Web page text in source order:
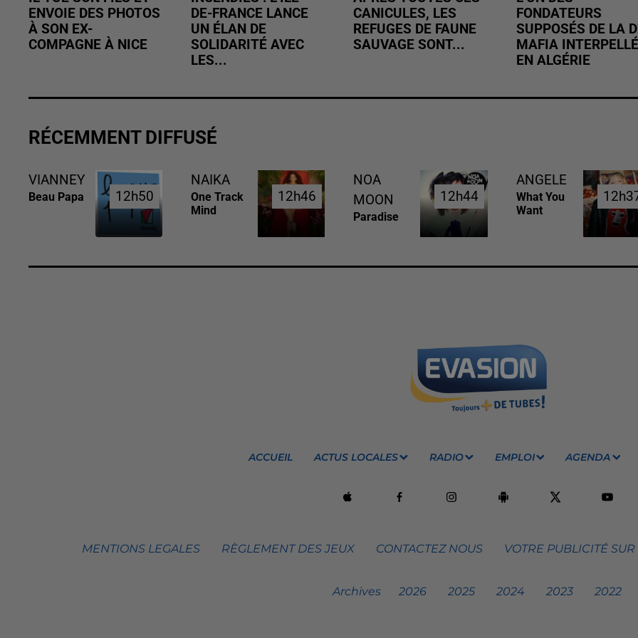
ENVOIE DES PHOTOS
À SON EX-
COMPAGNE À NICE
DE-FRANCE LANCE
UN ÉLAN DE
SOLIDARITÉ AVEC
LES...
CANICULES, LES
REFUGES DE FAUNE
SAUVAGE SONT...
FONDATEURS
SUPPOSÉS DE LA
MAFIA INTERPELLÉ
EN ALGÉRIE
RÉCEMMENT DIFFUSÉ
VIANNEY
Beau Papa 12h50
12h50
NAIKA
One Track
Mind
12h46
12h46
NOA
MOON
Paradise
12h44
12h44
ANGELE
What You
Want
ACCUEIL ACTUS LOCALES RADIO EMPLOI AGENDA
MENTIONS LEGALES RÈGLEMENT DES JEUX CONTACTEZ NOUS VOTRE PUBLICITÉ
Archives 2026 2025 2024 2023 2022